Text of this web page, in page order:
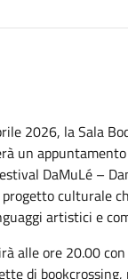
2026, la Sala
un
DaMuLé –
culturale
artistici e
alle ore 20.00
di